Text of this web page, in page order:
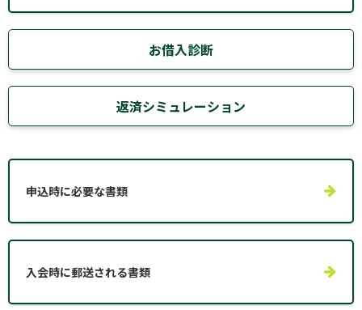
お借入診断
返済シミュレーション
申込時に必要な書類
入会時に郵送される書類